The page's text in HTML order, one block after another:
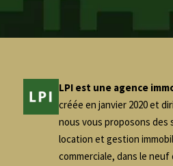
LPI est une agence
créée en janvier 2020 et
nous vous proposons des
location et gestion
commerciale, dans le neuf